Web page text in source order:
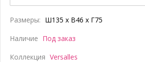
Размеры: Ш135 x В46 x Г75
Наличие Под заказ
Коллекция Versalles